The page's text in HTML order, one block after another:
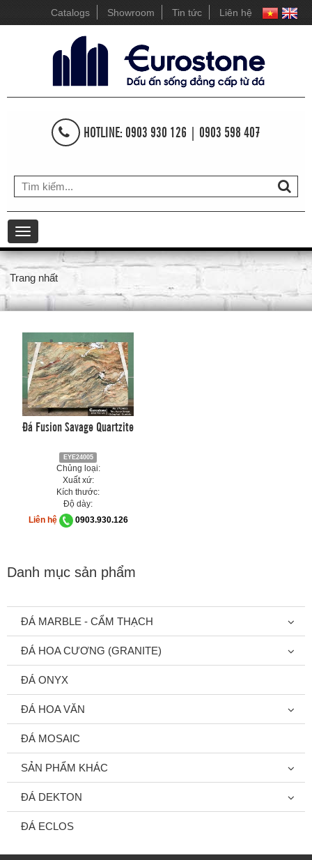
Catalogs Showroom Tin tức Liên hệ
HOTLINE: 0903 930 126 | 0903 598 407
Toggle
navigation
Trang nhất
Đá Fusion Savage Quartzite
EYE24005
Chủng loại:
Xuất xứ:
Kích thước:
Độ dày:
Liên hệ
0903.930.126
Danh mục sản phẩm
ĐÁ MARBLE - CẨM THẠCH
ĐÁ HOA CƯƠNG (GRANITE)
ĐÁ ONYX
ĐÁ HOA VĂN
ĐÁ MOSAIC
SẢN PHẨM KHÁC
ĐÁ DEKTON
ĐÁ ECLOS